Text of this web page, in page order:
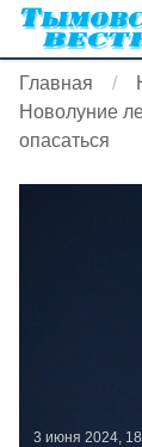
Главная
Новолуние
опасаться
3 июня 2024,